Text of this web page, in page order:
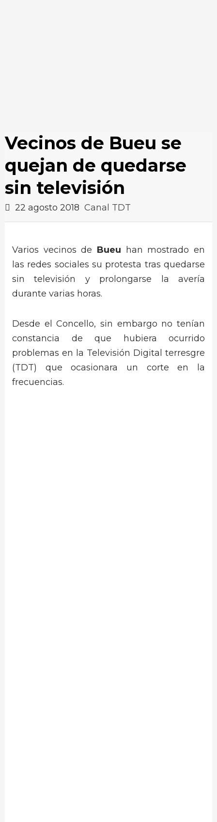
Vecinos de Bueu se
quejan de quedarse
sin televisión
22 agosto 2018 Canal TDT
Varios vecinos de Bueu han mostrado en
las redes sociales su protesta tras quedarse
sin televisión y prolongarse la avería
durante varias horas.
Desde el Concello, sin embargo no tenían
constancia de que hubiera ocurrido
problemas en la Televisión Digital terresgre
(TDT) que ocasionara un corte en la
frecuencias.